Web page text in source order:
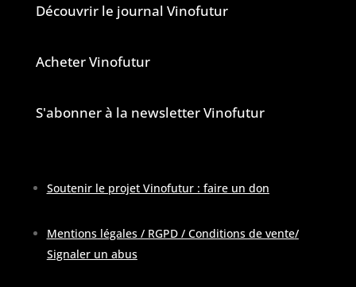
Découvrir le journal Vinofutur
Acheter Vinofutur
S'abonner à la newsletter Vinofutur
Soutenir le projet Vinofutur : faire un don
Mentions légales / RGPD / Conditions de vente/
Signaler un abus